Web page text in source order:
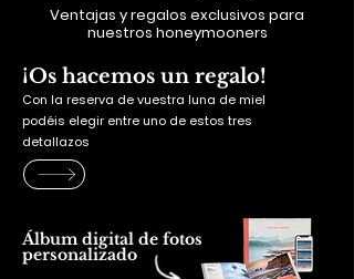
Ventajas y regalos exclusivos para
nuestros honeymooners
¡Os hacemos un regalo!
Con la reserva de vuestra luna de miel
podéis elegir entre uno de estos tres
detallazos
Álbum digital de fotos
personalizado